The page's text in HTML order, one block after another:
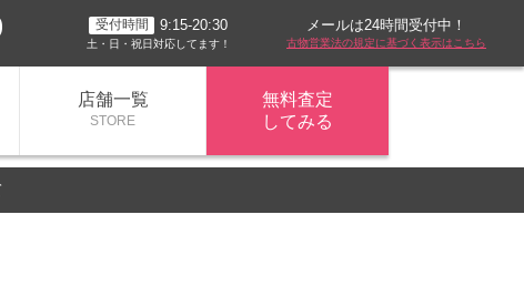
受付時間 9:15-20:30
土・日・祝日対応してます！
メールは24時間受付中！
古物営業法の規定に基づく表示はこちら
店舗一覧
STORE
無料査定
してみる